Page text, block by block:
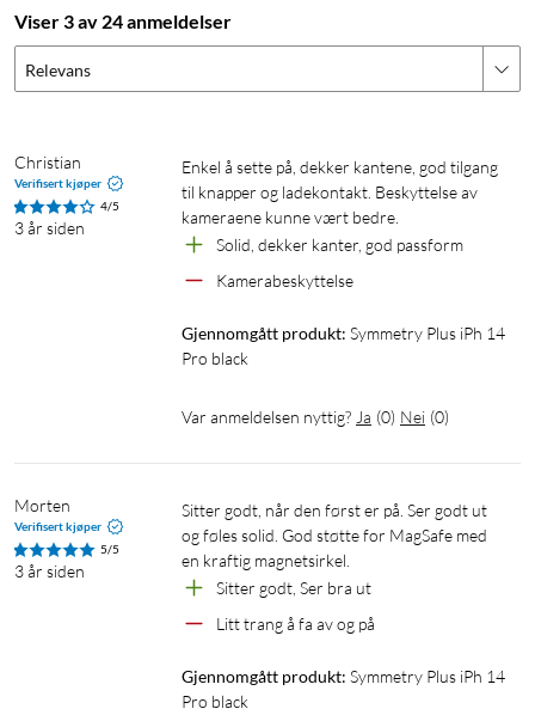
Viser 3 av 24 anmeldelser
Relevans
Christian
Verifisert kjøper
4/5
3 år siden
Enkel å sette på, dekker kantene, god tilgang
til knapper og ladekontakt. Beskyttelse av
kameraene kunne vært bedre.
Solid, dekker kanter, god passform
Kamerabeskyttelse
Gjennomgått produkt: Symmetry Plus iPh 14
Pro black
Var anmeldelsen nyttig? Ja (0) Nei (0)
Morten
Verifisert kjøper
5/5
3 år siden
Sitter godt, når den først er på. Ser godt ut
og føles solid. God støtte for MagSafe med
Sitter godt, Ser bra ut
Litt trang å fa av og på
Gjennomgått produkt: Symmetry Plus iPh 14
Pro black